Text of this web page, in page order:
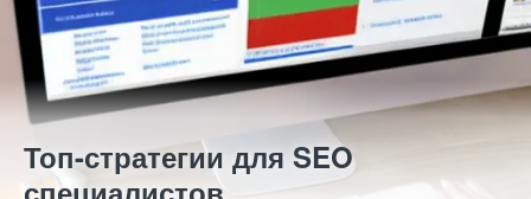
Топ-стратегии для SEO